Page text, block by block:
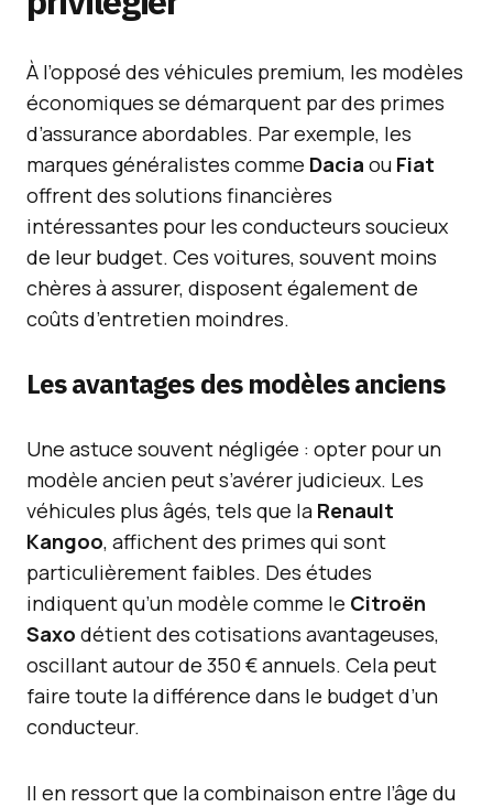
À l’opposé des véhicules premium, les modèles
économiques se démarquent par des primes
d’assurance abordables. Par exemple, les
marques généralistes comme Dacia ou Fiat
offrent des solutions financières
intéressantes pour les conducteurs soucieux
de leur budget. Ces voitures, souvent moins
chères à assurer, disposent également de
coûts d’entretien moindres.
Les avantages des modèles anciens
Une astuce souvent négligée : opter pour un
modèle ancien peut s’avérer judicieux. Les
véhicules plus âgés, tels que la Renault
Kangoo, affichent des primes qui sont
particulièrement faibles. Des études
indiquent qu’un modèle comme le Citroën
Saxo détient des cotisations avantageuses,
oscillant autour de 350 € annuels. Cela peut
faire toute la différence dans le budget d’un
conducteur.
Il en ressort que la combinaison entre l’âge du